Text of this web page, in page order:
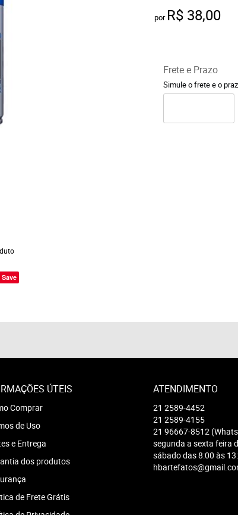
Save
por R$ 38,00
Frete e Prazo
Simule o frete e o
ÚTEIS
Comprar
de Uso
e Entrega
dos produtos
de Frete Grátis
ATENDIMENTO
21 2589-4452
21 2589-4155
21 96667-8512
segunda a sexta feira
sábado das 8:00 às